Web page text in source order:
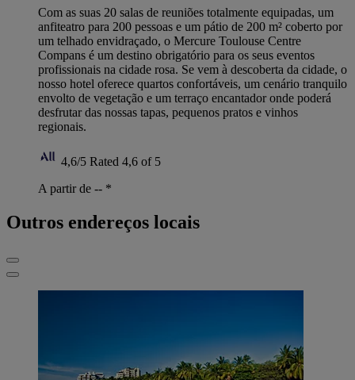
Com as suas 20 salas de reuniões totalmente equipadas, um
anfiteatro para 200 pessoas e um pátio de 200 m² coberto por
um telhado envidraçado, o Mercure Toulouse Centre
Compans é um destino obrigatório para os seus eventos
profissionais na cidade rosa. Se vem à descoberta da cidade, o
nosso hotel oferece quartos confortáveis, um cenário tranquilo
envolto de vegetação e um terraço encantador onde poderá
desfrutar das nossas tapas, pequenos pratos e vinhos
regionais.
4,6/5 Rated 4,6 of 5
A partir de -- *
Outros endereços locais